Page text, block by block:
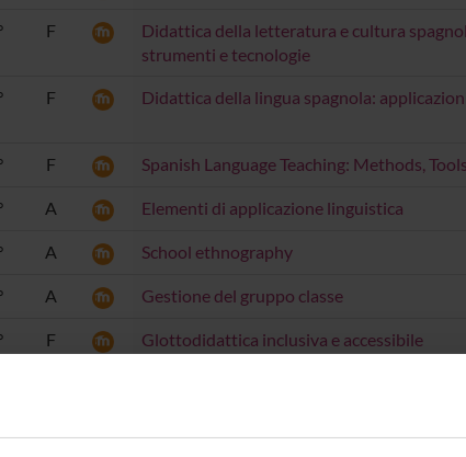
F
Didattica della letteratura e cultura
strumenti e tecnologie
F Didattica della lingua spagnola:
F Spanish Language Teaching: Methods,
A Elementi di applicazione linguistica
A School ethnography
A Gestione del gruppo classe
F Glottodidattica inclusiva e accessibile